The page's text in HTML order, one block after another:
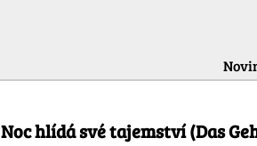
Noc hlídá své tajemství (Das